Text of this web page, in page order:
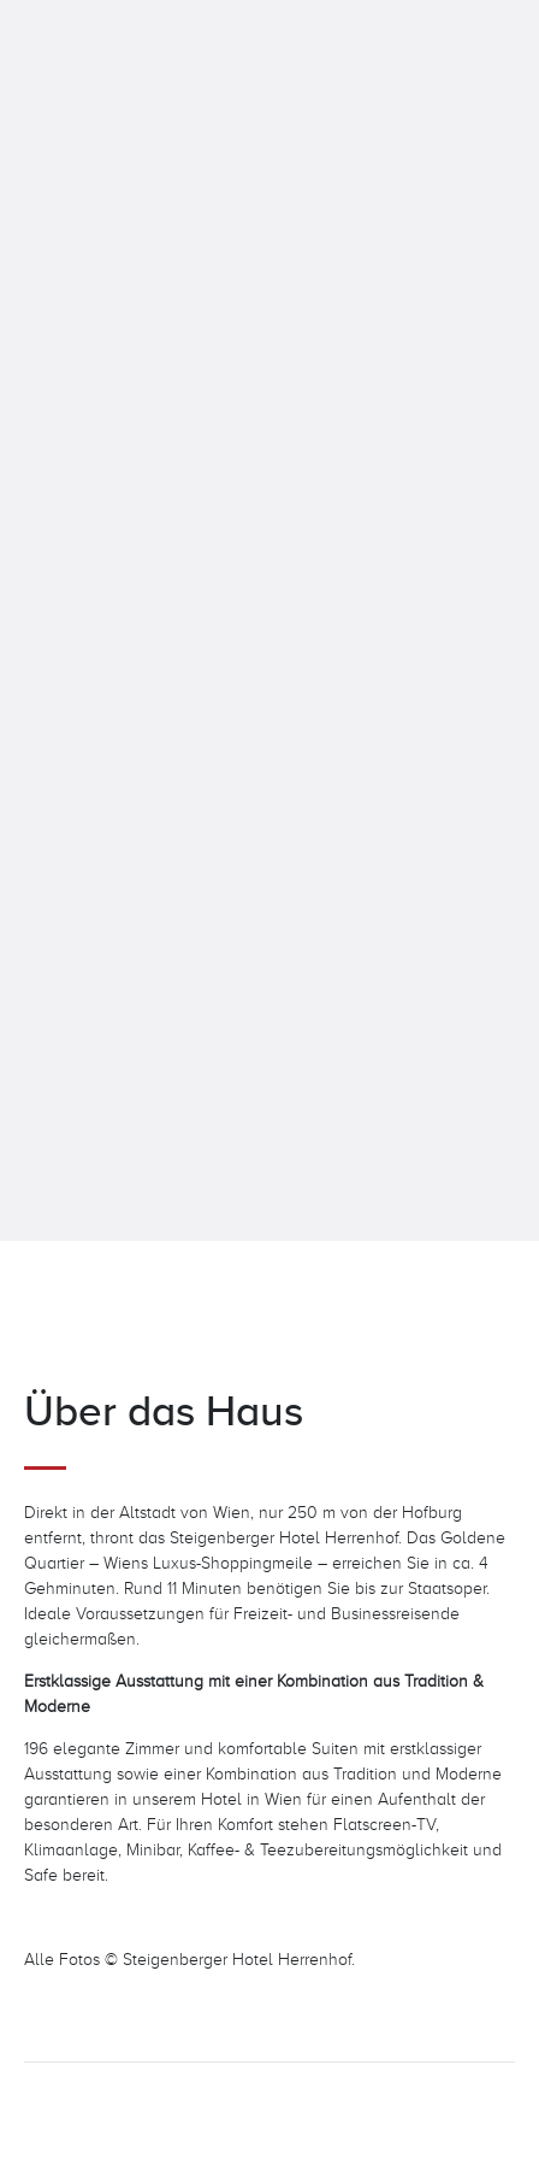
Über das Haus
Direkt in der Altstadt von Wien, nur 250 m von der Hofburg
entfernt, thront das Steigenberger Hotel Herrenhof. Das Goldene
Quartier – Wiens Luxus-Shoppingmeile – erreichen Sie in ca. 4
Gehminuten. Rund 11 Minuten benötigen Sie bis zur Staatsoper.
Ideale Voraussetzungen für Freizeit- und Businessreisende
gleichermaßen.
Erstklassige Ausstattung mit einer Kombination aus Tradition &
Moderne
196 elegante Zimmer und komfortable Suiten mit erstklassiger
Ausstattung sowie einer Kombination aus Tradition und Moderne
garantieren in unserem Hotel in Wien für einen Aufenthalt der
besonderen Art. Für Ihren Komfort stehen Flatscreen-TV,
Klimaanlage, Minibar, Kaffee- & Teezubereitungsmöglichkeit und
Safe bereit.
Alle Fotos © Steigenberger Hotel Herrenhof.